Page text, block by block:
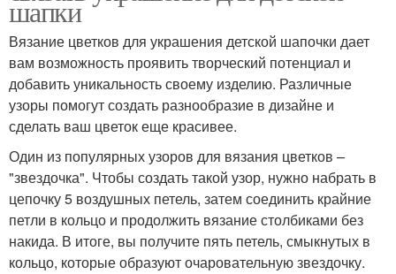
шапки
Вязание цветков для украшения детской шапочки дает
вам возможность проявить творческий потенциал и
добавить уникальность своему изделию. Различные
узоры помогут создать разнообразие в дизайне и
сделать ваш цветок еще красивее.
Один из популярных узоров для вязания цветков –
"звездочка". Чтобы создать такой узор, нужно набрать в
цепочку 5 воздушных петель, затем соединить крайние
петли в кольцо и продолжить вязание столбиками без
накида. В итоге, вы получите пять петель, смыкнутых в
кольцо, которые образуют очаровательную звездочку.